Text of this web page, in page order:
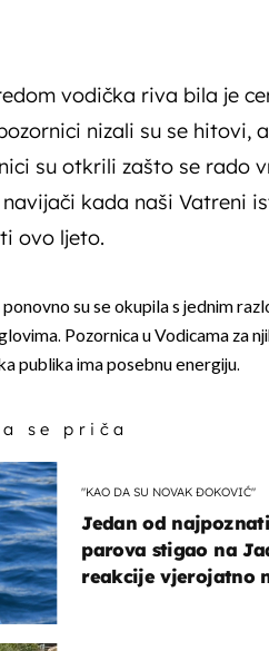
vodička riva bila je
nizali su se hitovi,
su otkrili zašto se rado
kada naši Vatreni
ovo ljeto.
su se okupila s jednim
Pozornica u Vodicama za
publika ima posebnu energiju.
se priča
"KAO DA SU NOVAK ĐOKOVIĆ"
Jedan od
parova stigao na
reakcije vjerojatno